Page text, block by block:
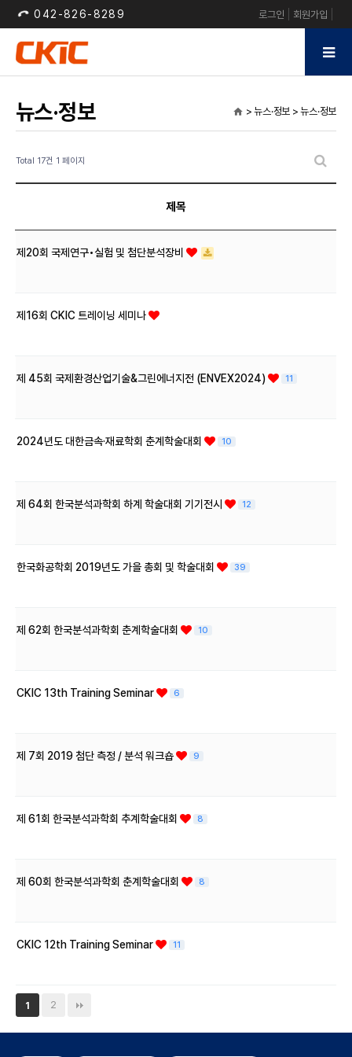
042-826-8289 로그인 회원가입
뉴스·정보 home > 뉴스·정보 > 뉴스·정보
Total 17건 1 페이지
제목
제20회 국제연구•실험 및 첨단분석장비
제16회 CKIC 트레이닝 세미나
제 45회 국제환경산업기술&그린에너지전 (ENVEX2024) 11
2024년도 대한금속·재료학회 춘계학술대회 10
제 64회 한국분석과학회 하계 학술대회 기기전시 12
한국화공학회 2019년도 가을 총회 및 학술대회 39
제 62회 한국분석과학회 춘계학술대회 10
CKIC 13th Training Seminar 6
제 7회 2019 첨단 측정 / 분석 워크숍 9
제 61회 한국분석과학회 추계학술대회 8
제 60회 한국분석과학회 춘계학술대회 8
CKIC 12th Training Seminar 11
1 2